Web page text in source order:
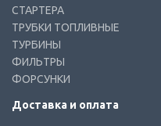
СТАРТЕРА
ТРУБКИ ТОПЛИВНЫЕ
ТУРБИНЫ
ФИЛЬТРЫ
ФОРСУНКИ
Доставка и оплата